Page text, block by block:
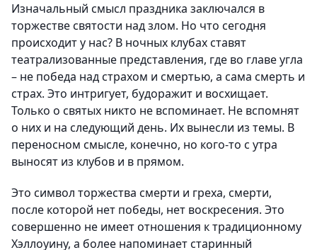
Изначальный смысл праздника заключался в
торжестве святости над злом. Но что сегодня
происходит у нас? В ночных клубах ставят
театрализованные представления, где во главе угла
– не победа над страхом и смертью, а сама смерть и
страх. Это интригует, будоражит и восхищает.
Только о святых никто не вспоминает. Не вспомнят
о них и на следующий день. Их вынесли из темы. В
переносном смысле, конечно, но кого-то с утра
выносят из клубов и в прямом.
Это символ торжества смерти и греха, смерти,
после которой нет победы, нет воскресения. Это
совершенно не имеет отношения к традиционному
Хэллоуину, а более напоминает старинный